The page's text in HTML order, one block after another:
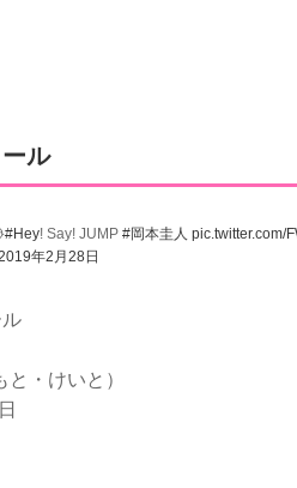
ル
#Hey! Say! JUMP #岡本圭人 pic.twitter.com/
年2月28日
・けいと）